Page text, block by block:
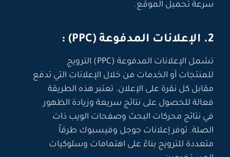
سرعة تحميل الموقع.
2. الإعلانات المدفوعة (PPC) :
تشمل الإعلانات المدفوعة (PPC) الترويج
للمنتجات أو الخدمات من خلال الإعلانات التي تدفع
مقابل كل نقرة على الإعلان. تعتبر هذه الطريقة
فعالة للحصول على نتائج سريعة وزيادة الظهور
في نتائج محركات البحث وصفحات الويب ذات
الصلة. توفر إعلانات جوجل وفيسبوك طرقاً
متعددة للترويج بناءً على اهتمامات وسلوكيات